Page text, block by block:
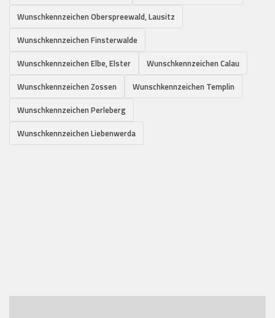
Wunschkennzeichen Oberspreewald, Lausitz
Wunschkennzeichen Finsterwalde
Wunschkennzeichen Elbe, Elster
Wunschkennzeichen Calau
Wunschkennzeichen Zossen
Wunschkennzeichen Templin
Wunschkennzeichen Perleberg
Wunschkennzeichen Liebenwerda